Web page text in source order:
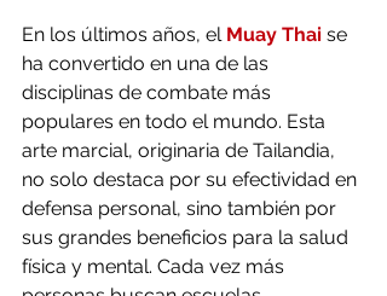
En los últimos años, el Muay Thai se
ha convertido en una de las
disciplinas de combate más
populares en todo el mundo. Esta
arte marcial, originaria de Tailandia,
no solo destaca por su efectividad en
defensa personal, sino también por
sus grandes beneficios para la salud
física y mental. Cada vez más